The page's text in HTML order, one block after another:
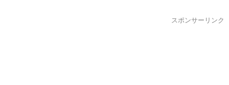
スポンサーリンク